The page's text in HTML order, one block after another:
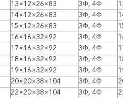
13×12×26×83 3Ф, 4Ф
14×12×26×83 3Ф, 4Ф
15×12×26×83 3Ф, 4Ф
16×16×32×92 3Ф, 4Ф
17×16×32×92 3Ф, 4Ф
18×16×32×92 3Ф, 4Ф
19×16×32×92 3Ф, 4Ф
20×20×38×104 3Ф, 4Ф
22×20×38×104 3Ф, 4Ф